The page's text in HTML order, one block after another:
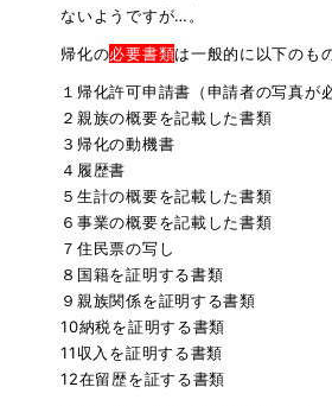
ないようですが…。
帰化の必要書類は一般的に以下のも
１帰化許可申請書（申請者の写真が
２親族の概要を記載した書類
３帰化の動機書
４履歴書
５生計の概要を記載した書類
６事業の概要を記載した書類
７住民票の写し
８国籍を証明する書類
９親族関係を証明する書類
10納税を証明する書類
11収入を証明する書類
12在留歴を証する書類